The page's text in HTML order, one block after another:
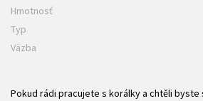
Hmotnosť
Typ
Väzba
Pokud rádi pracujete s korálky a chtěli